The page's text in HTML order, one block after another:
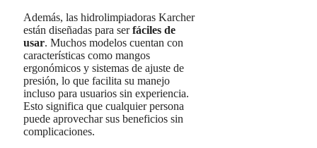
Además, las hidrolimpiadoras Karcher
están diseñadas para serfáciles de
usar. Muchos modelos cuentan con
características como mangos
ergonómicos y sistemas de ajuste de
presión, lo que facilita su manejo
incluso para usuarios sin experiencia.
Esto significa que cualquier persona
puede aprovechar sus beneficios sin
complicaciones.